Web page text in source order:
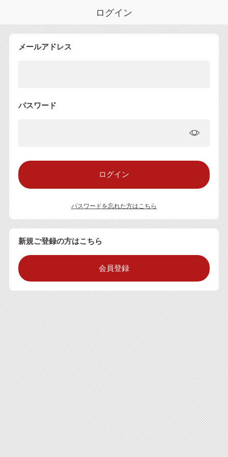
ログイン
メールアドレス
パスワード
パスワードを忘れた方はこちら
新規ご登録の方はこちら
会員登録